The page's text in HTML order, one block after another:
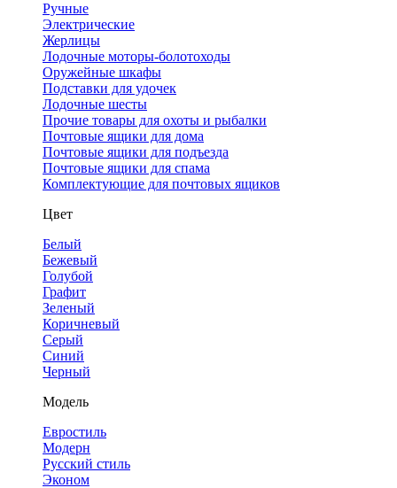
Ручные
Электрические
Жерлицы
Лодочные моторы-болотоходы
Оружейные шкафы
Подставки для удочек
Лодочные шесты
Прочие товары для охоты и рыбалки
Почтовые ящики для дома
Почтовые ящики для подъезда
Почтовые ящики для спама
Комплектующие для почтовых ящиков
Цвет
Белый
Бежевый
Голубой
Графит
Зеленый
Коричневый
Серый
Синий
Черный
Модель
Евростиль
Модерн
Русский стиль
Эконом